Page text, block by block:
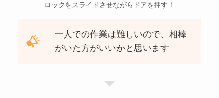
ロックをスライドさせながらドアを押す！
一人での作業は難しいので、相棒
がいた方がいいかと思います